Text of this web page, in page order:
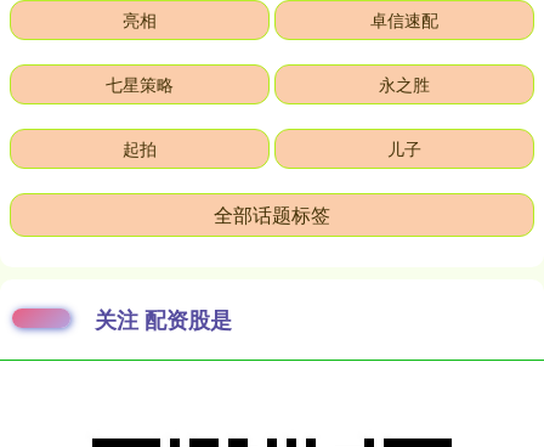
亮相 卓信速配
七星策略 永之胜
起拍 儿子
全部话题标签
关注 配资股是